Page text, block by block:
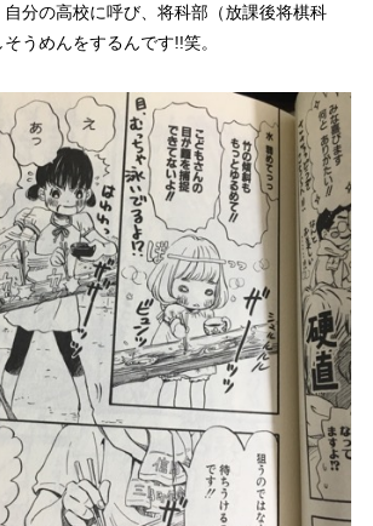
分の高校に呼び、将科部（放課後将棋科
そうめんをするんです!!笑。